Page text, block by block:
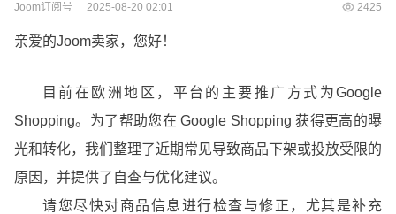
Joom订阅号 2025-08-20 02:01 2425
亲爱的Joom卖家，您好！
目前在欧洲地区，平台的主要推广方式为Google
Shopping。为了帮助您在 Google Shopping 获得更高的曝
光和转化，我们整理了近期常见导致商品下架或投放受限的
原因，并提供了自查与优化建议。
请您尽快对商品信息进行检查与修正，尤其是补充